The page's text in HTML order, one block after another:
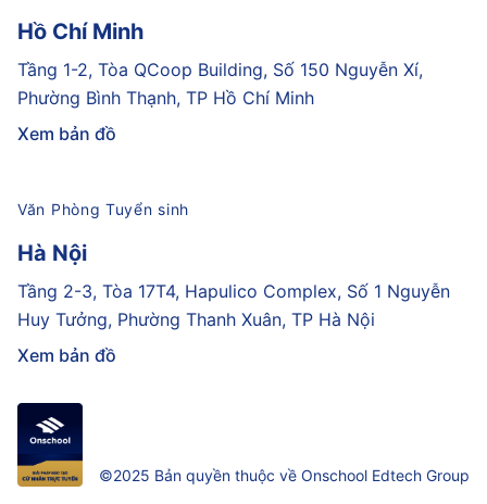
Hồ Chí Minh
Tầng 1-2, Tòa QCoop Building, Số 150 Nguyễn Xí,
Phường Bình Thạnh, TP Hồ Chí Minh
Xem bản đồ
Văn Phòng Tuyển sinh
Hà Nội
Tầng 2-3, Tòa 17T4, Hapulico Complex, Số 1 Nguyễn
Huy Tưởng, Phường Thanh Xuân, TP Hà Nội
Xem bản đồ
©2025 Bản quyền thuộc về Onschool Edtech Group